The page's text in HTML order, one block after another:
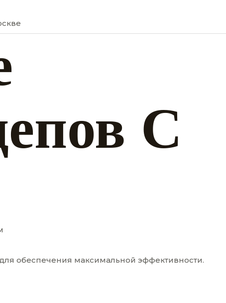
С
обеспечения максимальной эффективности.